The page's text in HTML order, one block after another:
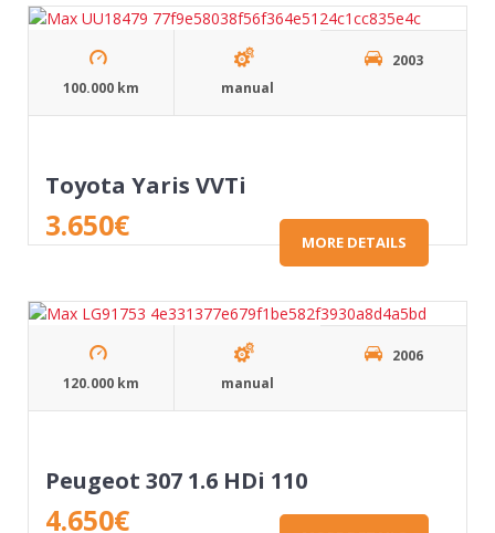
100.000 km manual
2003
Toyota Yaris VVTi
3.650€ MORE DETAILS
120.000 km manual
2006
Peugeot 307 1.6 HDi 110
4.650€